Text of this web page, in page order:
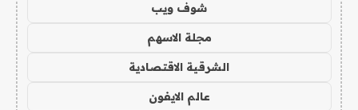
شوف ويب
مجلة الاسهم
الشرقية الاقتصادية
عالم الايفون